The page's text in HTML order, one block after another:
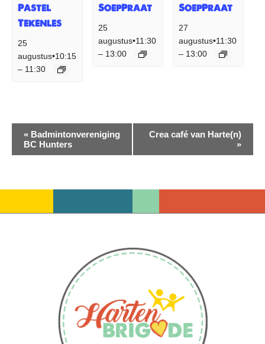
Pastel
Tekenles
25
augustus•10:15
– 11:30
SoepPraat
25
augustus•11:30
– 13:00
SoepPraat
27
augustus•11:30
– 13:00
Evenement
Navigatie
« Badmintonvereniging
BC Hunters
Crea café van Harte(n)
»